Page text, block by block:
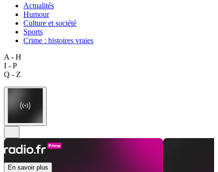
Actualités
Humour
Culture et société
Sports
Crime : histoires vraies
A - H
I - P
Q - Z
En savoir plus